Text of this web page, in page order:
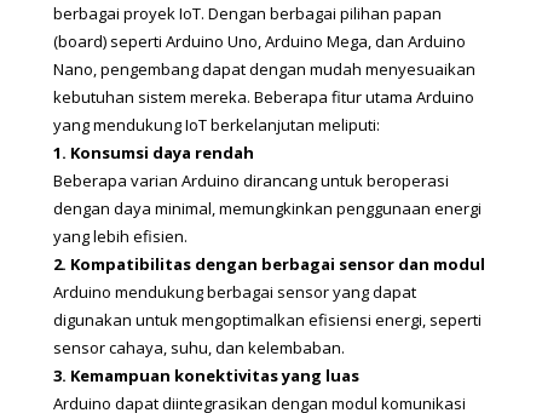
berbagai proyek IoT. Dengan berbagai pilihan papan
(board) seperti Arduino Uno, Arduino Mega, dan Arduino
Nano, pengembang dapat dengan mudah menyesuaikan
kebutuhan sistem mereka. Beberapa fitur utama Arduino
yang mendukung IoT berkelanjutan meliputi:
1. Konsumsi daya rendah
Beberapa varian Arduino dirancang untuk beroperasi
dengan daya minimal, memungkinkan penggunaan energi
yang lebih efisien.
2. Kompatibilitas dengan berbagai sensor dan modul
Arduino mendukung berbagai sensor yang dapat
digunakan untuk mengoptimalkan efisiensi energi, seperti
sensor cahaya, suhu, dan kelembaban.
3. Kemampuan konektivitas yang luas
Arduino dapat diintegrasikan dengan modul komunikasi